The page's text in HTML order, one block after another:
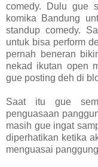
comedy. Dulu gue
komika Bandung
standup comedy.
untuk bisa perform
pernah beneran
nekad ikutan open
gue posting deh di
Saat itu gue
penguasaan
masih gue ingat
diperhatikan ketika
menguasai